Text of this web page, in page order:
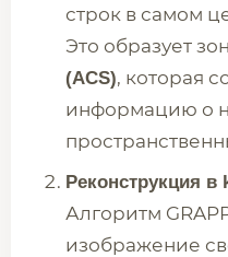
строк в самом
Это образует
(ACS), которая
информацию о
Реконструкция в
Алгоритм
изображение